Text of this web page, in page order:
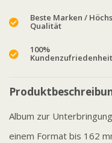
Beste Marken /
Qualität
100%
Kundenzufriedenheit
Album zur
einem Format bis 162